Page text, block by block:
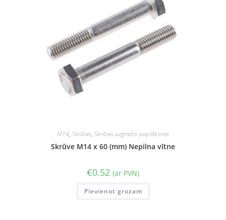
M14, Skrūves, Skrūves uzgriežņi paplāksnes
Skrūve M14 x 60 (mm) Nepilna vītne
€0.52 (ar PVN)
Pievienot grozam